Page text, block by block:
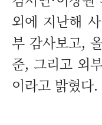
외에 지난해
부 감사보고,
준, 그리고 외
이라고 밝혔다.